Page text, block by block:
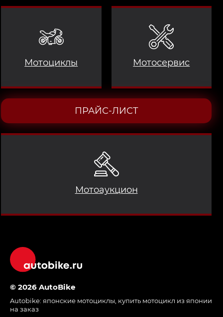
Мотоциклы
Мотоаукцион
Мотосервис
ПРАЙС-ЛИСТ
© 2026 AutoBike
Autobike: японские мотоциклы купить мотоцикл из японии
на заказ